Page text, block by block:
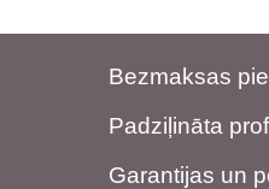
Bezmaksas
Padziļināta
Garantijas un